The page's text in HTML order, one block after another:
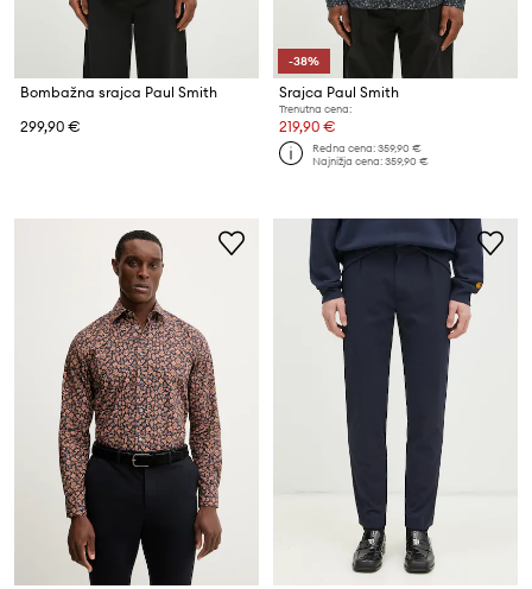
Bombažna srajca Paul Smith
299,90 €
-38%
Srajca Paul Smith
Trenutna cena:
219,90 €
Redna cena:359,90 €
Najnižja cena:359,90 €